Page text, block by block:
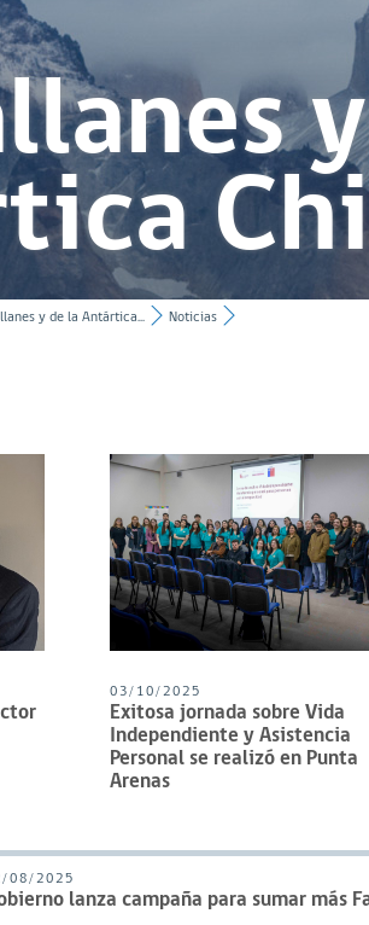
y de la Antártica... Noticias
03/10/2025
Exitosa jornada sobre Vida
Independiente y Asistencia
Personal se realizó en Punta
Arenas
08/2025
lanza campaña para sumar más